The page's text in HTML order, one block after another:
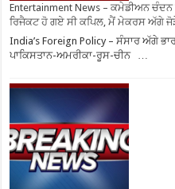
Entertainment News – ਕਮੇਡੀਅਨ ਚੰਦਨ
ਰਿਜੈਕਟ ਹੋ ਗਏ ਸੀ ਕਪਿਲ, ਮੈਂ ਮੇਕਰਸ ਅੱਗੇ
India’s Foreign Policy – ਸੰਸਾਰ ਅੱਗੇ
ਪਾਕਿਸਤਾਨ-ਅਮਰੀਕਾ-ਰੂਸ-ਚੀਨ …